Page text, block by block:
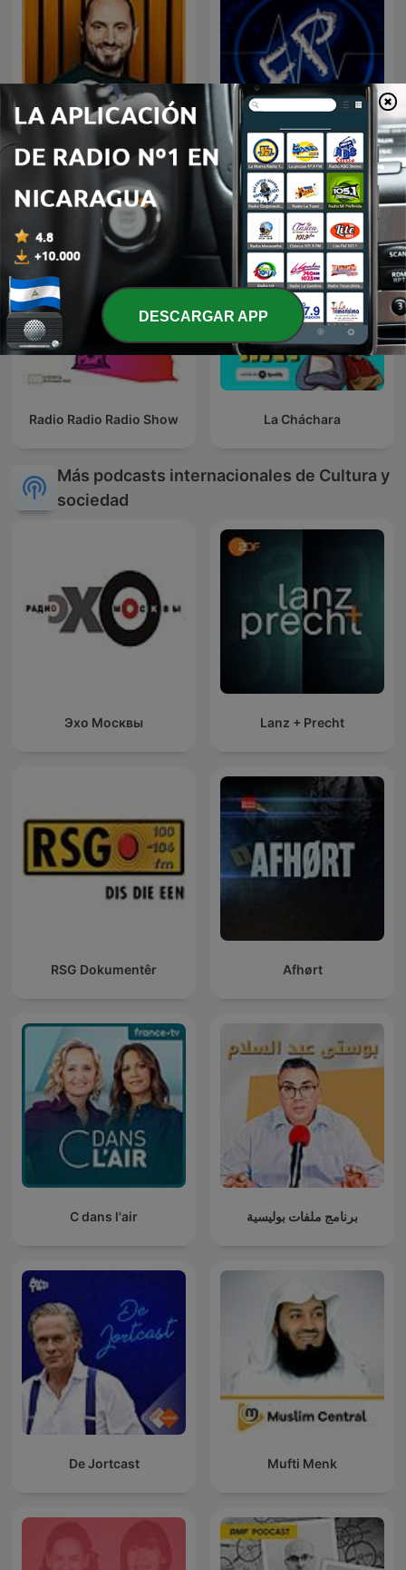
C ce soir Frecuencia Paranormal
Radio Radio Radio Show La Cháchara
Más podcasts internacionales de Cultura y
sociedad
Эхо Москвы Lanz + Precht
RSG Dokumentêr Afhørt
C dans l'air برنامج ملفات بوليسية
De Jortcast Mufti Menk
DESCARGAR APP